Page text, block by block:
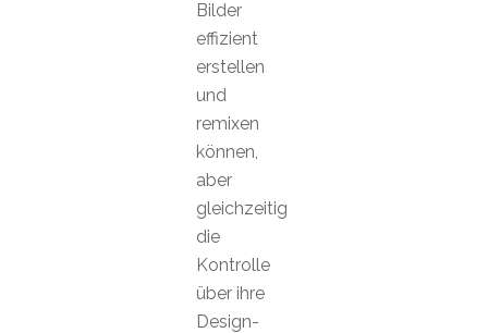
Bilder
effizient
erstellen
und
remixen
können,
aber
gleichzeitig
die
Kontrolle
über ihre
Design-